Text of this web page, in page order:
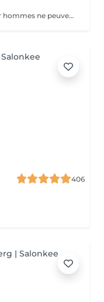
Veuillez noter que tous les services pour hommes ne peuvent PAS être réservés en ligne. Merci d'appeler ou de passer pour réserver ces derniers. Quiconque ne respecte pas cela et réserve un service pour femme à la place ou utilise le compte d'une femme pour bloquer du temps pour le service d'un homme sera bloqué de toutes les réservations futures.
406